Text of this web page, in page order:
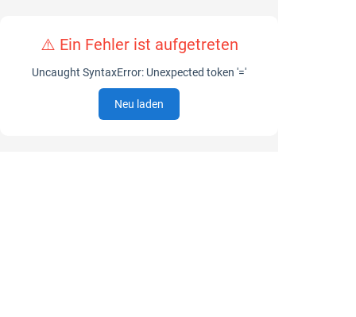
⚠️ Ein Fehler ist aufgetreten
Uncaught SyntaxError: Unexpected token '='
Neu laden